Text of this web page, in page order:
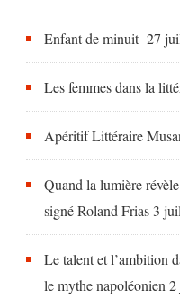
Enfant de minuit 27
Les femmes dans la
Apéritif Littéraire
Quand la lumière
signé Roland Frias 3
Le talent et l’ambition
le mythe napoléonien 2